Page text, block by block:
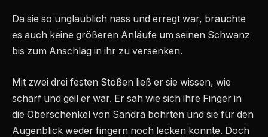
Da sie so unglaublich nass und erregt war, brauchte
es auch keine größeren Anläufe um seinen Schwanz
bis zum Anschlag in ihr zu versenken.
Mit zwei drei festen Stößen ließ er sie wissen, wie
scharf und geil er war. Er sah wie sich ihre Finger in
die Oberschenkel von Sandra bohrten und sie für den
Augenblick weder fingern noch lecken konnte. Doch